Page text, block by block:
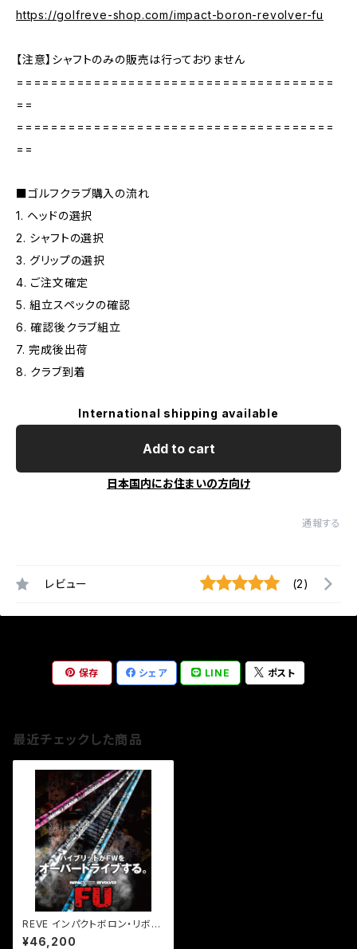
https://golfreve-shop.com/impact-boron-revolver-fu
【注意】シャフトのみの販売は行っておりません
=====================================
==
=====================================
==
■ゴルフクラブ購入の流れ
1. ヘッドの選択
2. シャフトの選択
3. グリップの選択
4. ご注文確定
5. 組立スペックの確認
6. 確認後クラブ組立
7. 完成後出荷
8. クラブ到着
International shipping available
Add to cart
日本国内にお住まいの方向け
通報する
レビュー (2)
保存 シェア LINE ポスト
最近チェックした商品
REVE インパクトボロン・リボル
バーFU【UT用シャフト】
¥46,200